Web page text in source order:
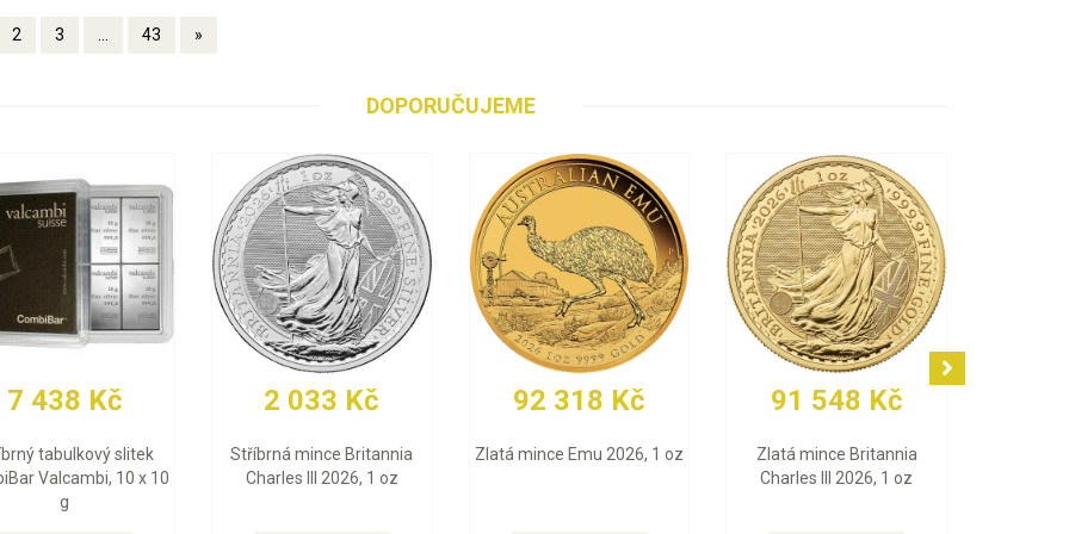
2 3 ... 43 »
DOPORUČUJEME
Kč
1 oz
29 871 Kč
Zlatý slitek Valcambi 10 g
91 146 Kč
Zlatá mince Maple Leaf
77 419 Kč
Zlatý slitek PAMP Fortuna
(Multigram), 25 x 1 g